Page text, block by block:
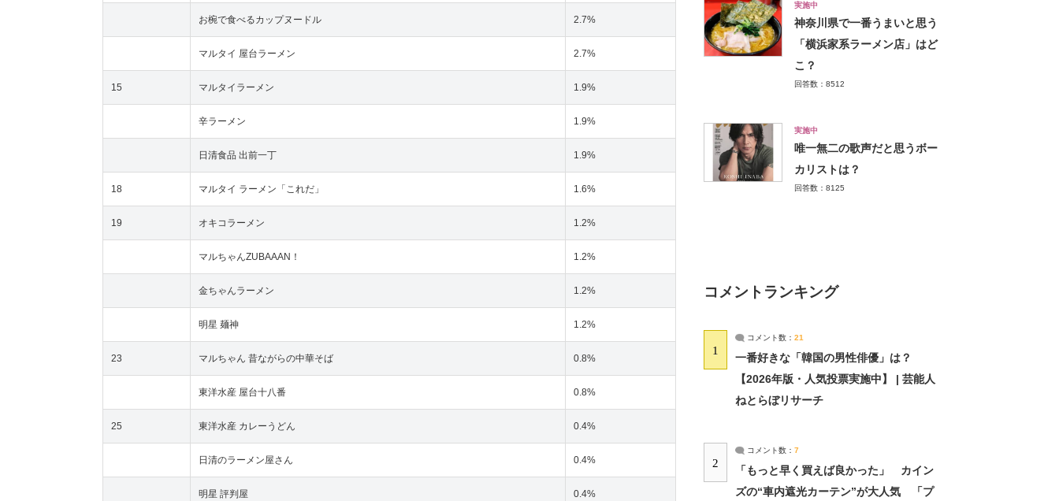
お椀で食べるカップヌードル 2.7%
マルタイ 屋台ラーメン 2.7%
15 マルタイラーメン 1.9%
辛ラーメン 1.9%
日清食品 出前一丁 1.9%
18 マルタイ ラーメン「これだ」 1.6%
19 オキコラーメン 1.2%
マルちゃんZUBAAAN！ 1.2%
金ちゃんラーメン 1.2%
明星 麺神 1.2%
23 マルちゃん 昔ながらの中華そば 0.8%
東洋水産 屋台十八番 0.8%
25 東洋水産 カレーうどん 0.4%
日清のラーメン屋さん 0.4%
明星 評判屋 0.4%
実施中
神奈川県で一番うまいと思う
「横浜家系ラーメン店」はど
こ？
回答数：8512
実施中
唯一無二の歌声だと思うボー
カリストは？
回答数：8125
コメントランキング
1
コメント数： 21
一番好きな「韓国の男性俳優」は？
【2026年版・人気投票実施中】 | 芸能人
ねとらぼリサーチ
2
コメント数： 7
「もっと早く買えば良かった」 カイン
ズの“車内遮光カーテン”が大人気 「プ